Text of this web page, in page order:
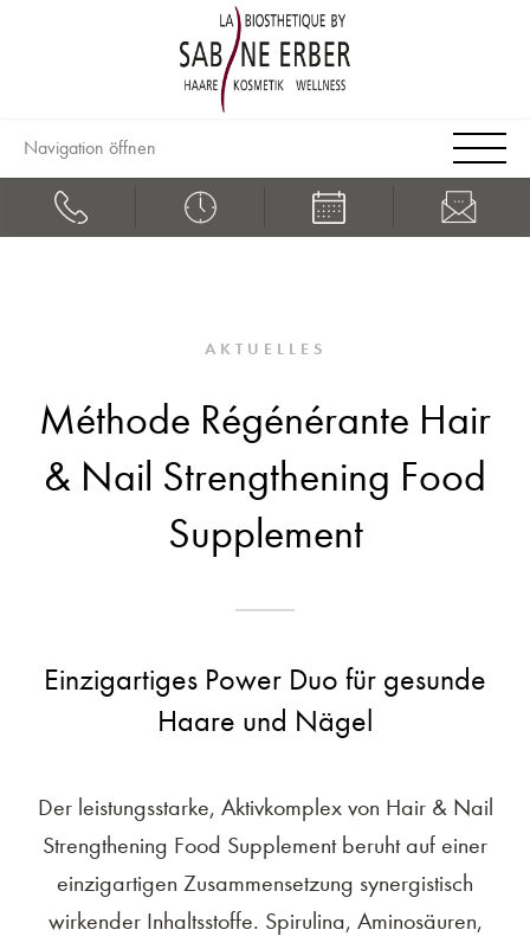
Navigation öffnen
AKTUELLES
Méthode Régénérante Hair
& Nail Strengthening Food
Supplement
Einzigartiges Power Duo für gesunde
Haare und Nägel
Der leistungsstarke, Aktivkomplex von Hair & Nail
Strengthening Food Supplement beruht auf einer
einzigartigen Zusammensetzung synergistisch
wirkender Inhaltsstoffe. Spirulina, Aminosäuren,